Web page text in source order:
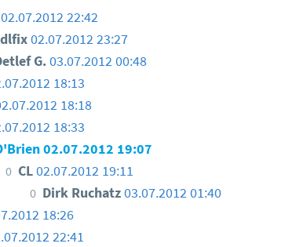
02.07.2012 22:42
02.07.2012 23:27
G.03.07.2012 00:48
18:13
18:18
18:33
02.07.2012 19:07
0 CL02.07.2012 19:11
0 Dirk Ruchatz03.07.2012 01:40
18:26
22:41